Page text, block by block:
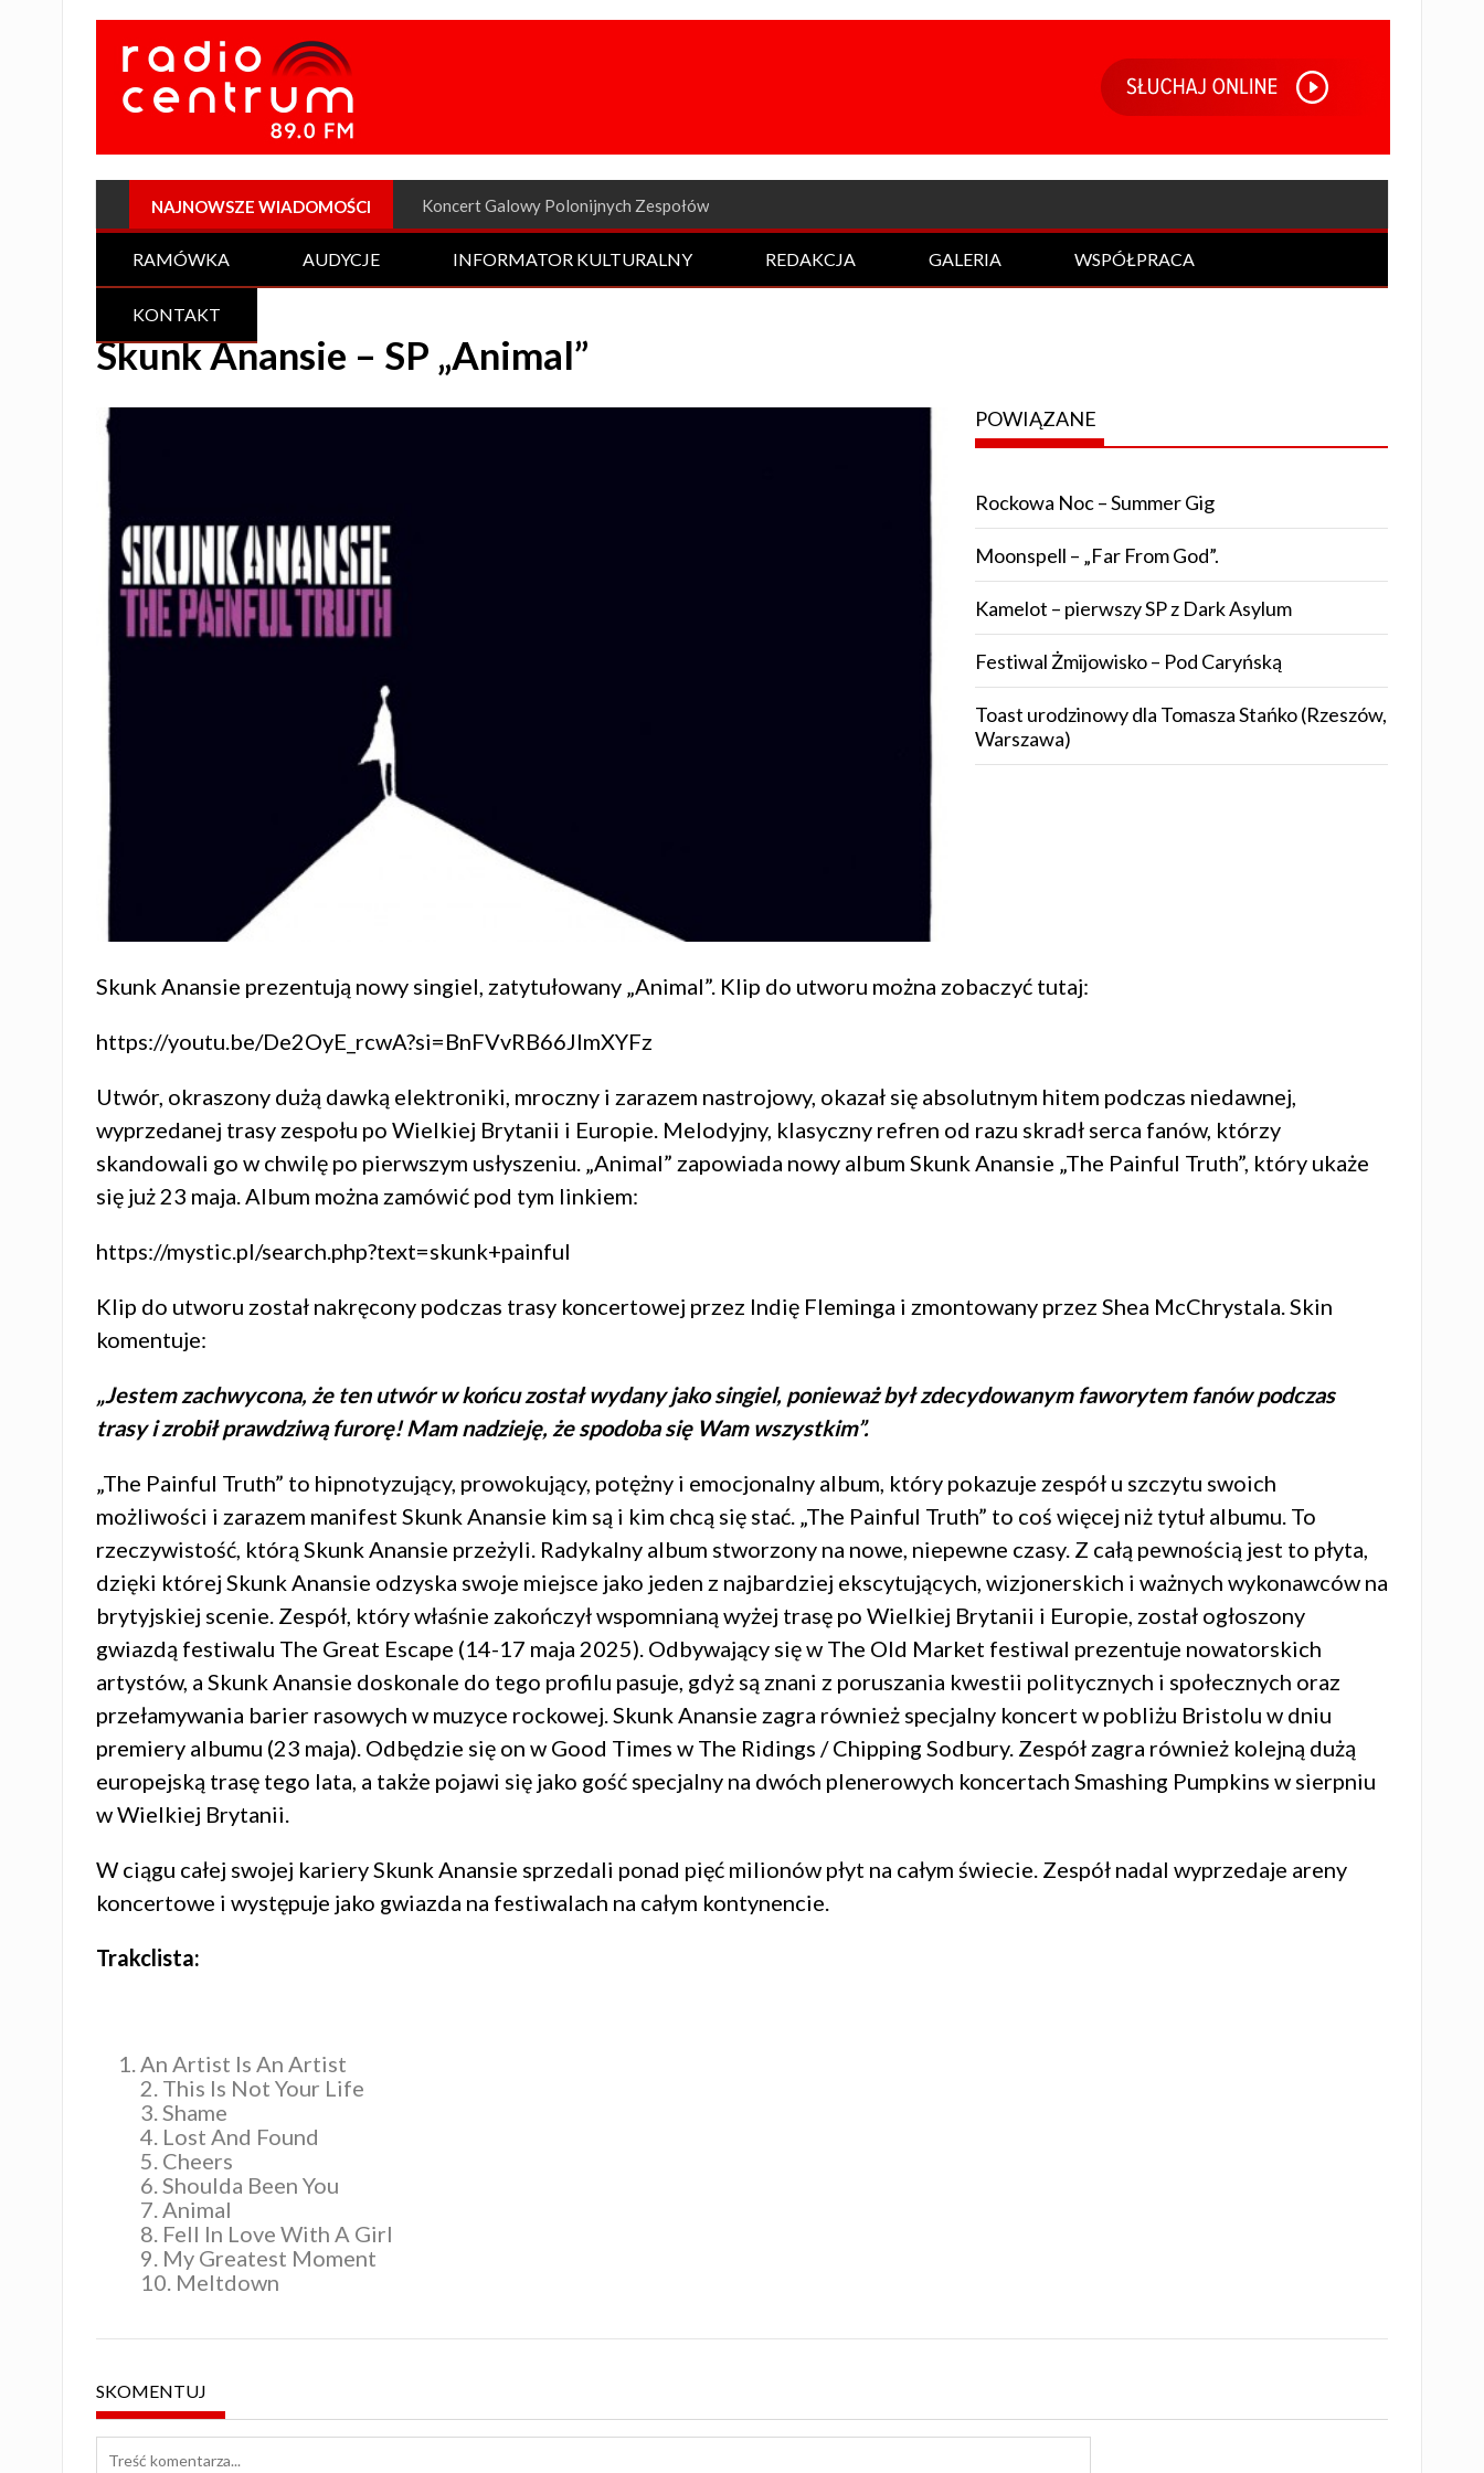
NAJNOWSZE WIADOMOŚCI Plenerowa odsłona Rockowej Nocy
RAMÓWKA AUDYCJE INFORMATOR KULTURALNY REDAKCJA GALERIA WSPÓŁPRACA
KONTAKT
Skunk Anansie – SP „Animal”
POWIĄZANE
Rockowa Noc – Summer Gig
Moonspell – „Far From God”.
Kamelot – pierwszy SP z Dark Asylum
Festiwal Żmijowisko – Pod Caryńską
Toast urodzinowy dla Tomasza Stańko (Rzeszów,
Warszawa)
Skunk Anansie prezentują nowy singiel, zatytułowany „Animal”. Klip do utworu można zobaczyć tutaj:
https://youtu.be/De2OyE_rcwA?si=BnFVvRB66JImXYFz
Utwór, okraszony dużą dawką elektroniki, mroczny i zarazem nastrojowy, okazał się absolutnym hitem podczas niedawnej,
wyprzedanej trasy zespołu po Wielkiej Brytanii i Europie. Melodyjny, klasyczny refren od razu skradł serca fanów, którzy
skandowali go w chwilę po pierwszym usłyszeniu. „Animal” zapowiada nowy album Skunk Anansie „The Painful Truth”, który ukaże
się już 23 maja. Album można zamówić pod tym linkiem:
https://mystic.pl/search.php?text=skunk+painful
Klip do utworu został nakręcony podczas trasy koncertowej przez Indię Fleminga i zmontowany przez Shea McChrystala. Skin
komentuje:
„Jestem zachwycona, że ten utwór w końcu został wydany jako singiel, ponieważ był zdecydowanym faworytem fanów podczas
trasy i zrobił prawdziwą furorę! Mam nadzieję, że spodoba się Wam wszystkim”.
„The Painful Truth” to hipnotyzujący, prowokujący, potężny i emocjonalny album, który pokazuje zespół u szczytu swoich
możliwości i zarazem manifest Skunk Anansie kim są i kim chcą się stać. „The Painful Truth” to coś więcej niż tytuł albumu. To
rzeczywistość, którą Skunk Anansie przeżyli. Radykalny album stworzony na nowe, niepewne czasy. Z całą pewnością jest to płyta,
dzięki której Skunk Anansie odzyska swoje miejsce jako jeden z najbardziej ekscytujących, wizjonerskich i ważnych wykonawców na
brytyjskiej scenie. Zespół, który właśnie zakończył wspomnianą wyżej trasę po Wielkiej Brytanii i Europie, został ogłoszony
gwiazdą festiwalu The Great Escape (14-17 maja 2025). Odbywający się w The Old Market festiwal prezentuje nowatorskich
artystów, a Skunk Anansie doskonale do tego profilu pasuje, gdyż są znani z poruszania kwestii politycznych i społecznych oraz
przełamywania barier rasowych w muzyce rockowej. Skunk Anansie zagra również specjalny koncert w pobliżu Bristolu w dniu
premiery albumu (23 maja). Odbędzie się on w Good Times w The Ridings / Chipping Sodbury. Zespół zagra również kolejną dużą
europejską trasę tego lata, a także pojawi się jako gość specjalny na dwóch plenerowych koncertach Smashing Pumpkins w sierpniu
w Wielkiej Brytanii.
W ciągu całej swojej kariery Skunk Anansie sprzedali ponad pięć milionów płyt na całym świecie. Zespół nadal wyprzedaje areny
koncertowe i występuje jako gwiazda na festiwalach na całym kontynencie.
Trakclista:
An Artist Is An Artist
2. This Is Not Your Life
3. Shame
4. Lost And Found
5. Cheers
6. Shoulda Been You
7. Animal
8. Fell In Love With A Girl
9. My Greatest Moment
10. Meltdown
SKOMENTUJ